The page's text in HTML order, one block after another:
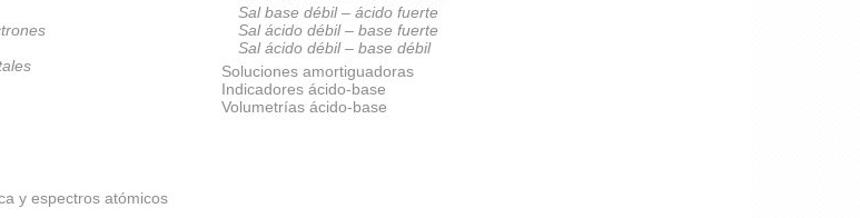
Sal base débil – ácido fuerte
Sal ácido débil – base fuerte
Sal ácido débil – base débil
Soluciones amortiguadoras
Indicadores ácido-base
Volumetrías ácido-base
y espectros atómicos